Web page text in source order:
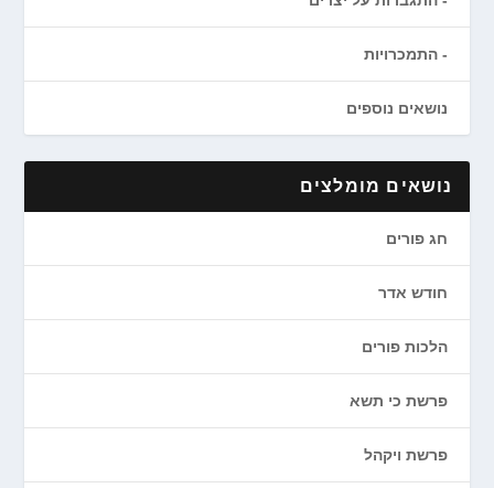
התמכרויות
נושאים נוספים
נושאים מומלצים
חג פורים
חודש אדר
הלכות פורים
פרשת כי תשא
פרשת ויקהל